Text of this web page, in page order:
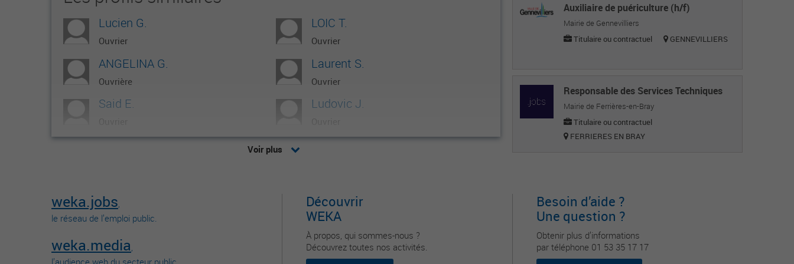
Lucien G.
Ouvrier
LOIC T.
Ouvrier
ANGELINA G.
Ouvrière
Laurent S.
Ouvrier
Said E. Ludovic J.
Francis R. Hichem B.
Ouvrier Ouvrier
Voir plus
Auxiliaire de puériculture (h/f)
Mairie de Gennevilliers
Titulaire ou contractuel
GENNEVILLIERS
Responsable des Services Techniques
Mairie de Ferrières-en-Bray
Titulaire ou contractuel
FERRIERES EN BRAY
weka.jobs,
le réseau de l’emploi public.
weka.media,
l’audience web du secteur public.
Découvrir
WEKA
À propos, qui sommes-nous ?
Découvrez toutes nos activités.
Besoin d’aide ?
Une question ?
Obtenir plus d’informations
par téléphone 01 53 35 17 17